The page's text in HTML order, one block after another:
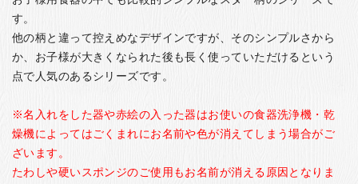
す。
他の柄と違って控えめなデザインですが、そのシンプルさから
か、お子様が大きくなられた後も長く使っていただけるという
点で人気のあるシリーズです。
※名入れをした器や赤絵の入った器はお使いの食器洗浄機・乾
燥機によってはごくまれにお名前や色が消えてしまう場合がご
ざいます。
たわしや硬いスポンジのご使用もお名前が消える原因となりま